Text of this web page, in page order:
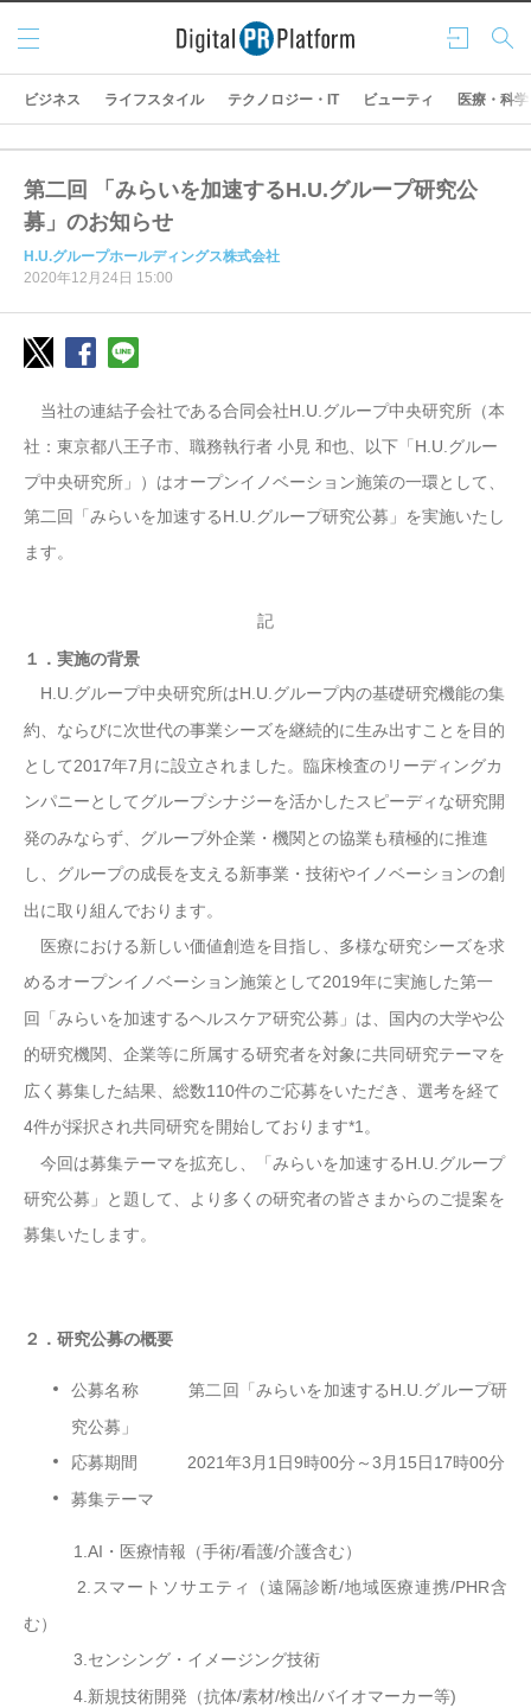
ログ
イン
検索
メニ
ュー
ビジネス ライフスタイル テクノロジー・IT ビューティ 医療・科学
第二回 「みらいを加速するH.U.グループ研究公
募」のお知らせ
H.U.グループホールディングス株式会社
2020年12月24日 15:00
当社の連結子会社である合同会社H.U. グループ中央研究所（本
社：東京都八王子市、職務執行者 小見 和也、以下「H.U. グルー
プ中央研究所」）はオープンイノベーション施策の一環として、
第二回「みらいを加速するH.U.グループ研究公募」を実施いたし
ます。
記
１．実施の背景
H.U.グループ中央研究所はH.U.グループ内の基礎研究機能の集
約、ならびに次世代の事業シーズを継続的に生み出すことを目的
として2017年7月 に設立されました。臨床検査のリーディングカ
ンパニーとしてグループシナジーを活かしたスピーディな研究開
発のみならず、グループ外企業・機関との協業も積極的に推進
し、グループの成長を支える新事業・技術やイノベーションの創
出に取り組んでおります。
医療における新しい価値創造を目指し、多様な研究シーズを求
めるオープンイノベーション施策として2019年に実施した第一
回「みらいを加速するヘルスケア研究公募」は、国内の大学や公
的研究機関、企業等に所属する研究者を対象に共同研究テーマを
広く募集した結果、総数110件のご応募をいただき、選考を経て
4件が採択され共同研究を開始しております*1。
今回は募集テーマを拡充し、「みらいを加速するH.U. グループ
研究公募」と題して、より多くの研究者の皆さまからのご提案を
募集いたします。
２．研究公募の概要
公募名称 第二回 「みらいを加速する H.U.グループ研
究公募」
応募期間 2021年3月 1 日9時00分～3月 15 日 17時00分
募集テーマ
1.AI ・ 医療情報（手術/看護/介護含む）
2.スマートソサエティ（遠隔診断/地域医療連携/PHR含
む）
3.センシング・イメージング技術
4.新規技術開発（抗体/素材/検出/バイオマーカー等)